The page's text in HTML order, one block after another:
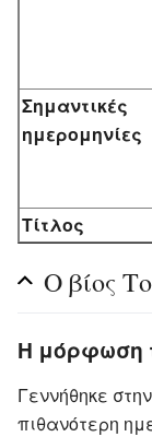
Σημαντικές
ημερομηνίες
Τίτλος
Ο βίος
Η μόρφωση
Γεννήθηκε
πιθανότερη